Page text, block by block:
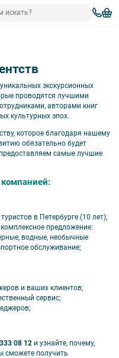
экскурсионных
проводятся лучшими
авторами книг
культурных эпох.
которое благодаря нашему
обязательно будет
самые лучшие
в Петербурге (10 лет);
предложение:
водные, необычные
обслуживание;
и ваших клиентов;
сервис;
08 12 и узнайте, почему,
сможете получить